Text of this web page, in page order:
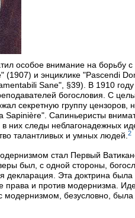
особое внимание на борьбу
(1907) и энциклике "Pascendi
Sane", §39). В 1910
богословия. С
секретную группу цензоров,
Sapinière". Сапиньеристы
них следы неблагонадежных
талантливых и умных людей. 2
стал Первый
был, с одной стороны,
декларация. Эта доктрина
права и против модернизма.
модернизмом, безусловно,